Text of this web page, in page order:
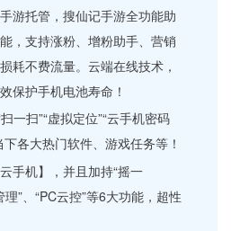
游托管，搜仙记手游全功能助
，支持涨粉、增粉助手、营销
耗不费流量。云端在线技术，
保护手机电池寿命！
扫”“虚拟定位”“云手机密码
各大热门软件、游戏任务等！
机】，并且加持“摇一
理”、“PC云控”等6大功能，超性